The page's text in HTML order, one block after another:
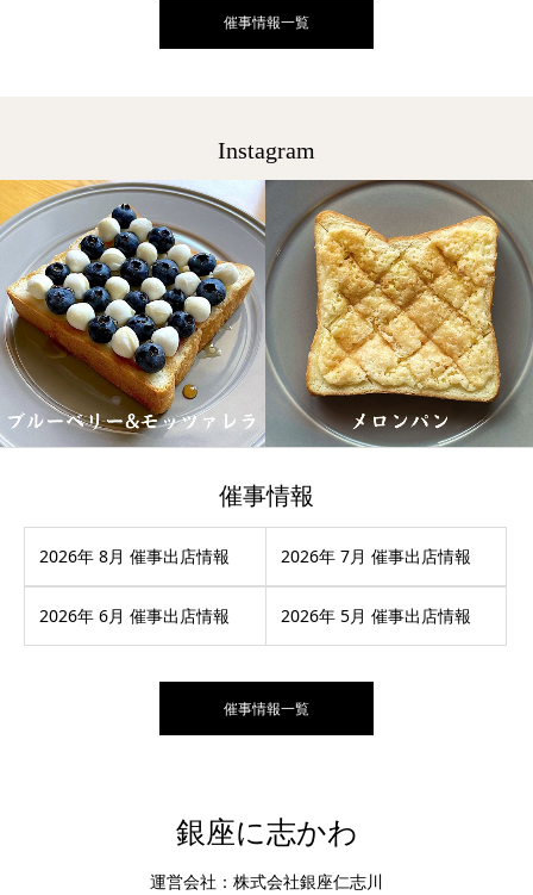
催事情報一覧
Instagram
催事情報
2026年 8月 催事出店情報 2026年 7月 催事出店情報
2026年 6月 催事出店情報 2026年 5月 催事出店情報
催事情報一覧
銀座に志かわ
運営会社：株式会社銀座仁志川